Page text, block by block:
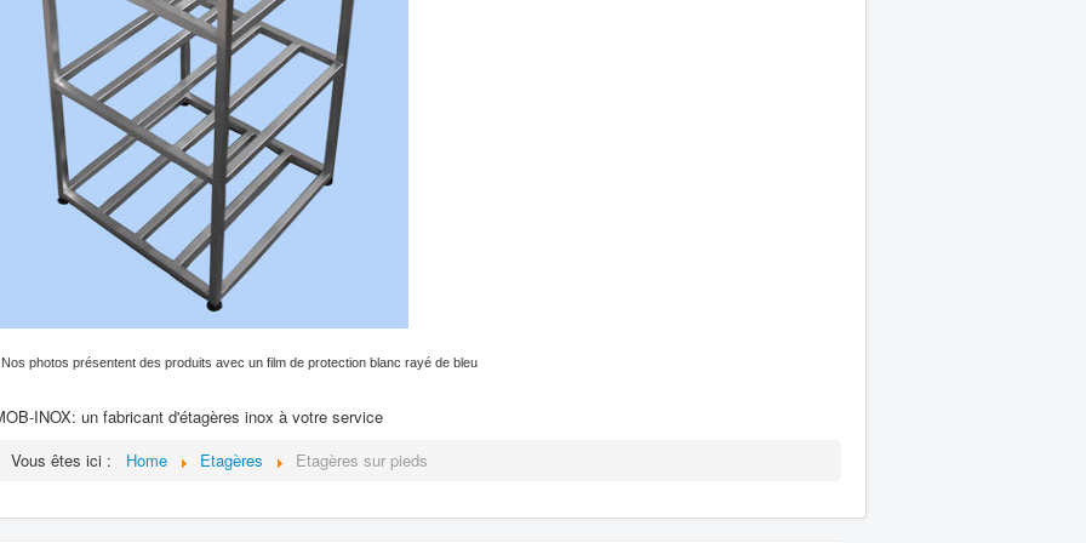
photos présentent des produits avec un film de protection blanc rayé de bleu
INOX: un fabricant d'étagères inox à votre service
Vous êtes ici :
Home Etagères Etagères sur pieds